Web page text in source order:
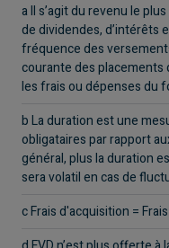
a Il s’agit du revenu le
de dividendes, d’intérêts
fréquence des
courante des
les frais ou dépenses du
b La duration est une
obligataires par rapport
général, plus la duration
sera volatil en cas de
c Frais d'acquisition =